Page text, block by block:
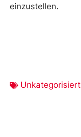
einzustellen.
Unkategorisiert